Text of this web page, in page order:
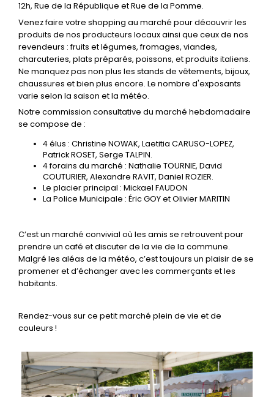
12h, Rue de la République et Rue de la Pomme.
Venez faire votre shopping au marché pour découvrir les
produits de nos producteurs locaux ainsi que ceux de nos
revendeurs : fruits et légumes, fromages, viandes,
charcuteries, plats préparés, poissons, et produits italiens.
Ne manquez pas non plus les stands de vêtements, bijoux,
chaussures et bien plus encore. Le nombre d'exposants
varie selon la saison et la météo.
Notre commission consultative du marché hebdomadaire
se compose de :
4 élus : Christine NOWAK, Laetitia CARUSO-LOPEZ,
Patrick ROSET, Serge TALPIN.
4 forains du marché : Nathalie TOURNIE, David
COUTURIER, Alexandre RAVIT, Daniel ROZIER.
Le placier principal : Mickael FAUDON
La Police Municipale : Éric GOY et Olivier MARITIN
C’est un marché convivial où les amis se retrouvent pour
prendre un café et discuter de la vie de la commune.
Malgré les aléas de la météo, c’est toujours un plaisir de se
promener et d’échanger avec les commerçants et les
habitants.
Rendez-vous sur ce petit marché plein de vie et de
couleurs !